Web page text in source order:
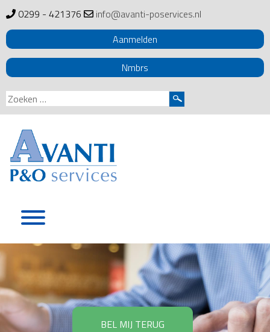
0299 - 421376
info@avanti-poservices.nl
Aanmelden
Nmbrs
Zoeken
naar:
BEL MIJ TERUG